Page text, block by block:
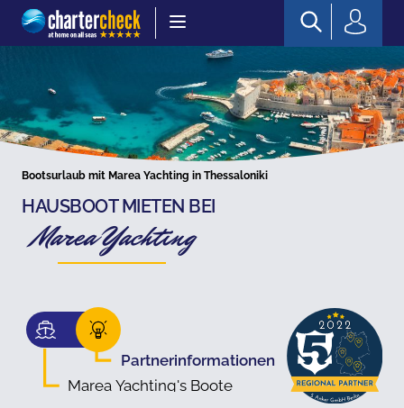
Chartercheck
Bootsurlaub mit Marea Yachting in Thessaloniki
HAUSBOOT MIETEN BEI
Marea Yachting
Partnerinformationen
Marea Yachting's Boote